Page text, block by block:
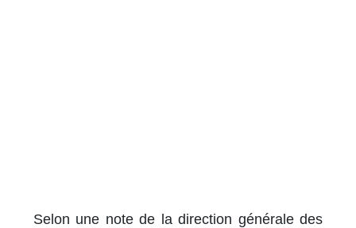
Selon une note de la direction générale des